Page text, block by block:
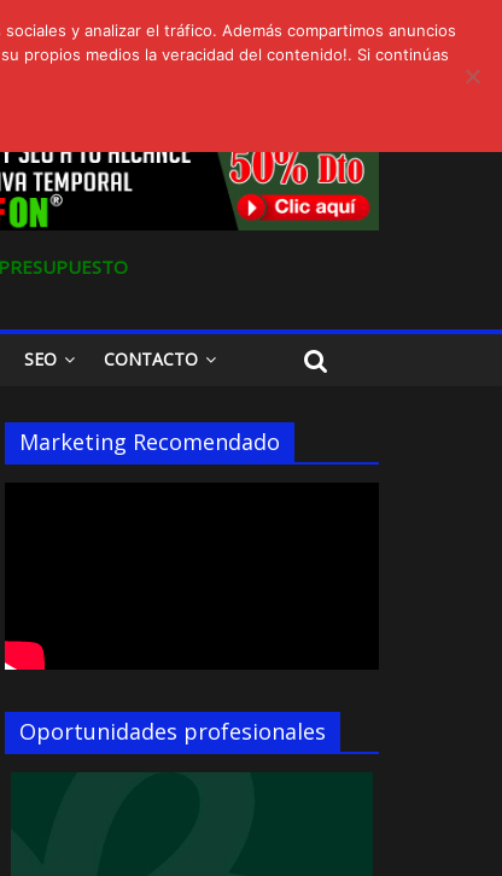
PRESUPUESTO
SEO CONTACTO
Marketing Recomendado
Oportunidades profesionales
y analizar el tráfico. Además compartimos anuncios
propios medios la veracidad del contenido!. Si continúas